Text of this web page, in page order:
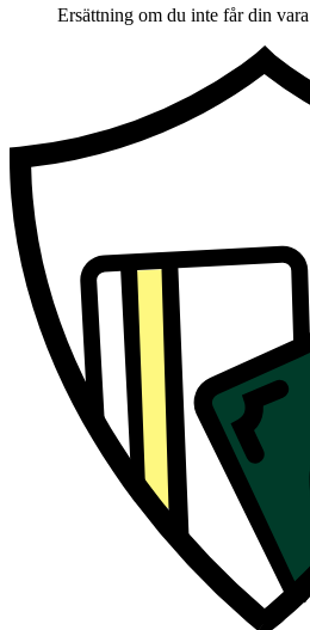
Ersättning om du inte får din vara